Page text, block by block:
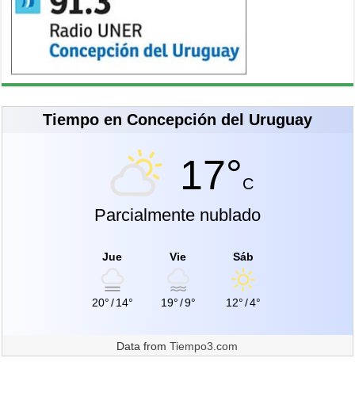
Tiempo en Concepción del Uruguay
17°C
Parcialmente nublado
Jue
20°/14°
Vie
19°/9°
Sáb
12°/4°
Data fromTiempo3.com